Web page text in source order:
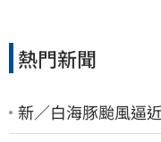
熱門新聞
新／白海豚颱風逼